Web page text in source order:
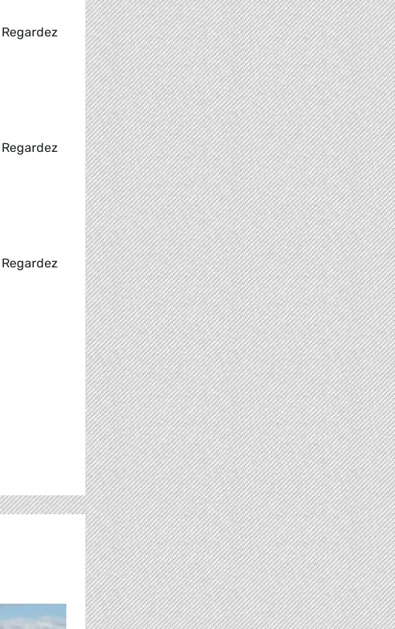
Regardez
Regardez
Regardez